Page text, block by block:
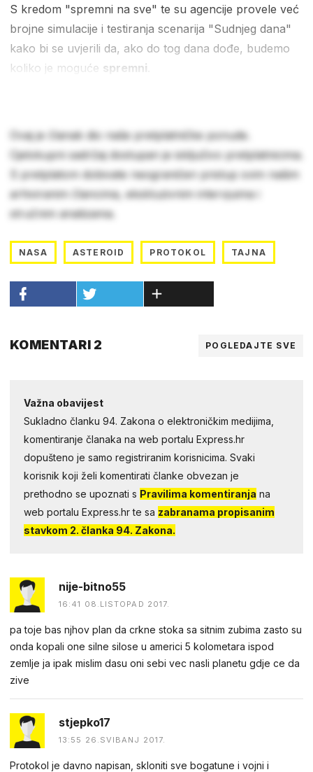
S kredom "spremni na sve" te su agencije provele već
brojne simulacije i testiranja scenarija "Sudnjeg dana"
kako bi se uvjerili da, ako do tog dana dođe, budemo
koliko je moguće spremni
Ovaj je članak dio naše pretplatničke ponude.
Cjelokupni sadržaj dostupan je isključivo pretplatnicima.
S pretplatom dobivate neograničen pristup svim našim
arhiviranim člancima, ekskluzivnim intervjuima i
stručnim analizama.
NASA ASTEROID PROTOKOL TAJNA
KOMENTARI 2 POGLEDAJTE SVE
Važna obavijest
Sukladno članku 94. Zakona o elektroničkim medijima,
komentiranje članaka na web portalu Express.hr
dopušteno je samo registriranim korisnicima. Svaki
korisnik koji želi komentirati članke obvezan je
prethodno se upoznati s Pravilima komentiranja na
web portalu Express.hr te sa zabranama propisanim
stavkom 2. članka 94. Zakona.
nije-bitno55
16:41 08.LISTOPAD 2017.
pa toje bas njhov plan da crkne stoka sa sitnim zubima zasto su
onda kopali one silne silose u americi 5 kolometara ispod
zemlje ja ipak mislim dasu oni sebi vec nasli planetu gdje ce da
zive
stjepko17
13:55 26.SVIBANJ 2017.
Protokol je davno napisan, skloniti sve bogatune i vojni i